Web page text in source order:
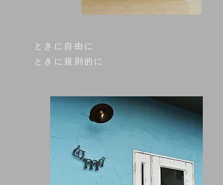
ときに自由に
ときに規則的に